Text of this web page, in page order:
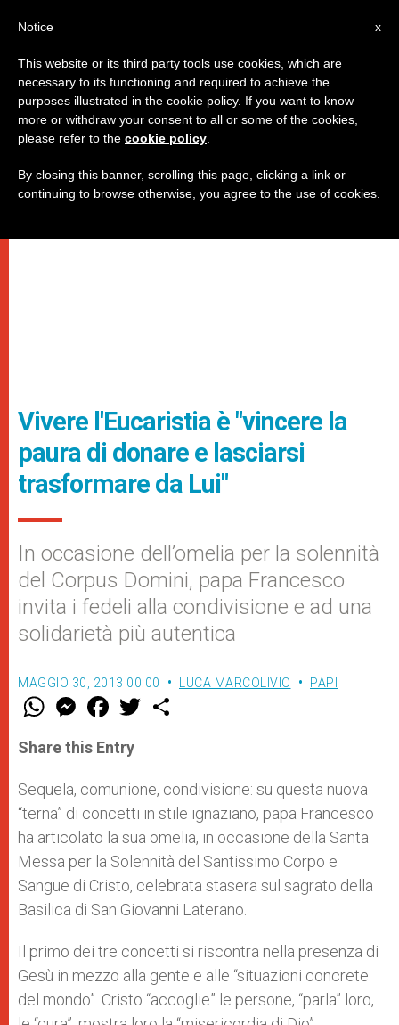
Vivere l'Eucaristia è "vincere la
paura di donare e lasciarsi
trasformare da Lui"
In occasione dell’omelia per la solennità
del Corpus Domini, papa Francesco
invita i fedeli alla condivisione e ad una
solidarietà più autentica
MAGGIO 30, 2013 00:00 LUCA MARCOLIVIO PAPI
W
t
s
p
p
M
e
s
e
g
e
r
F
a
e
b
o
k
w
r
Share this Entry
Sequela, comunione, condivisione: su questa nuova
“terna” di concetti in stile ignaziano, papa Francesco
ha articolato la sua omelia, in occasione della Santa
Messa per la Solennità del Santissimo Corpo e
Sangue di Cristo, celebrata stasera sul sagrato della
Basilica di San Giovanni Laterano.
Il primo dei tre concetti si riscontra nella presenza di
Gesù in mezzo alla gente e alle “situazioni concrete
del mondo”. Cristo “accoglie” le persone, “parla” loro,
x
Notice
This website or its third party tools use cookies, which are
necessary to its functioning and required to achieve the
purposes illustrated in the cookie policy. If you want to know
more or withdraw your consent to all or some of the cookies,
please refer to the cookie policy
By closing this banner, scrolling this page, clicking a link or
continuing to browse otherwise, you agree to the use of cookies.